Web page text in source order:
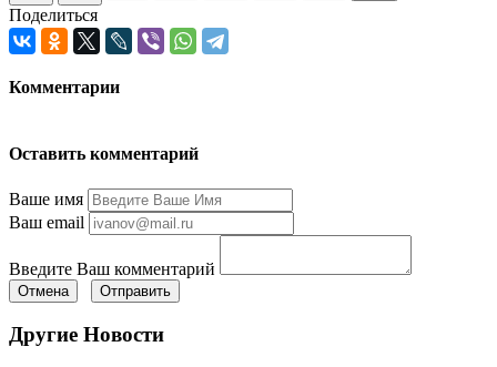
Поделиться
Комментарии
Оставить комментарий
Ваше имя
Ваш email
Введите Ваш комментарий
Отмена Отправить
Другие Новости